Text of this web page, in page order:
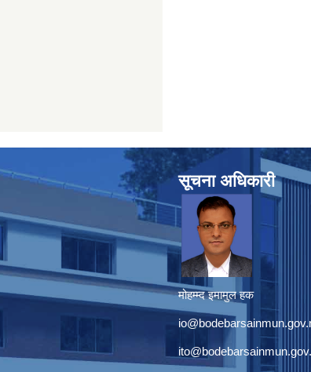
सूचना अधिकारी
मोहम्म्द इमामुल हक